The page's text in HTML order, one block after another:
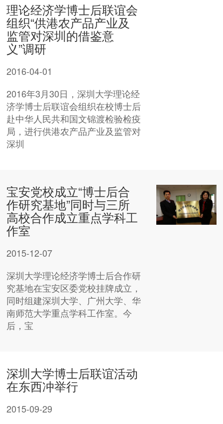
理论经济学博士后联谊会
组织“供港农产品产业及
监管对深圳的借鉴意
义”调研
2016-04-01
2016年3月30日，深圳大学理论经
济学博士后联谊会组织在校博士后
赴中华人民共和国文锦渡检验检疫
局，进行供港农产品产业及监管对
深圳
宝安党校成立“博士后合
作研究基地”同时与三所
高校合作成立重点学科工
作室
2015-12-07
深圳大学理论经济学博士后合作研
究基地在宝安区委党校挂牌成立，
同时组建深圳大学、广州大学、华
南师范大学重点学科工作室。今
后，宝
深圳大学博士后联谊活动
在东西冲举行
2015-09-29